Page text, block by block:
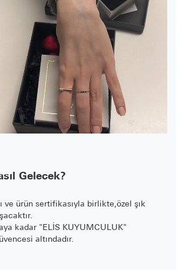
Gelecek?
ve ürün sertifikasıyla birlikte,özel şık
kadar "ELİS KUYUMCULUK"
altındadır.